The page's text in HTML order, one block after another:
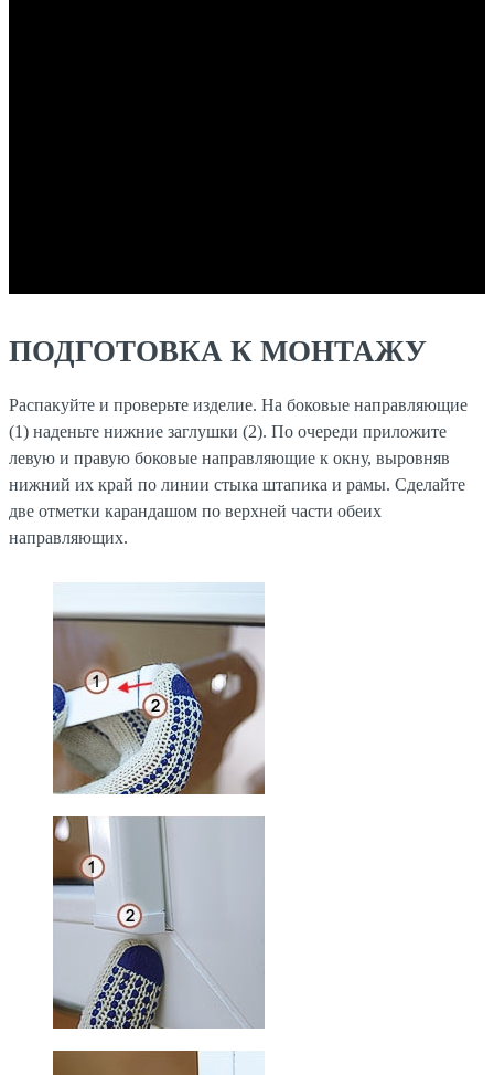
ПОДГОТОВКА К МОНТАЖУ
Распакуйте и проверьте изделие. На боковые направляющие
(1) наденьте нижние заглушки (2). По очереди приложите
левую и правую боковые направляющие к окну, выровняв
нижний их край по линии стыка штапика и рамы. Сделайте
две отметки карандашом по верхней части обеих
направляющих.